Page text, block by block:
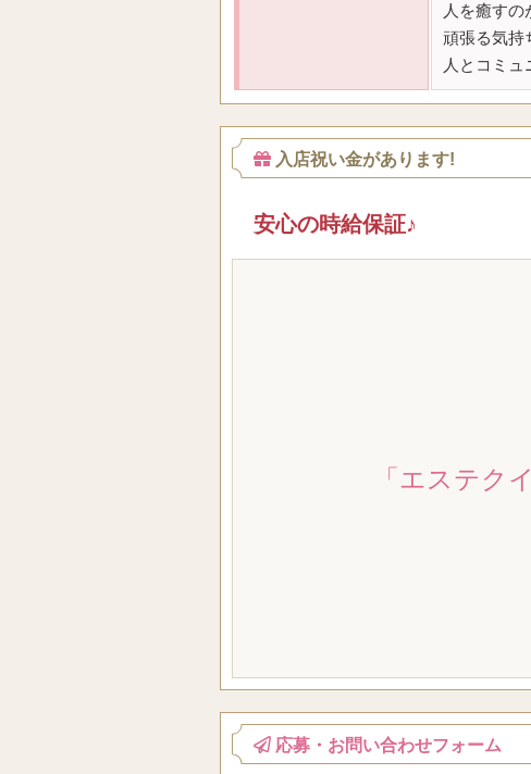
人を癒すの
頑張る気持
人とコミ
入店祝い金があります!
安心の時給保証♪
「エステク
応募・お問い合わせフォーム